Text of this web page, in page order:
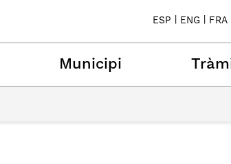
ESP ENG FRA
Municipi